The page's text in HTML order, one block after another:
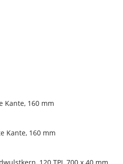
Kante, 160 mm
Kante, 160 mm